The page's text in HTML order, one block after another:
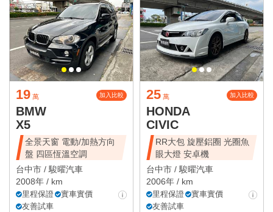
19 萬 加入比較
BMW
X5
全景天窗 電動/加熱方向
盤 四區恆溫空調
台中市 /駿曜汽車
2008年 / km
里程保證
實車實價
友善試車
25 萬 加入比較
HONDA
CIVIC
RR大包 旋壓鋁圈 光圈魚
眼大燈 安卓機
台中市 /駿曜汽車
2006年 / km
里程保證
實車實價
友善試車